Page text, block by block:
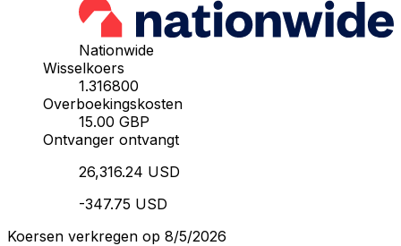
Nationwide
Wisselkoers
1.316800
Overboekingskosten
15.00 GBP
Ontvanger ontvangt
26,316.24 USD
-347.75 USD
Koersen verkregen op 8/5/2026